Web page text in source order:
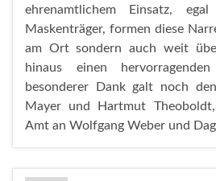
ehrenamtlichem Einsatz,
Maskenträger, formen diese
am Ort sondern auch weit
hinaus einen
besonderer Dank galt noch
Mayer und Hartmut
Amt an Wolfgang Weber und